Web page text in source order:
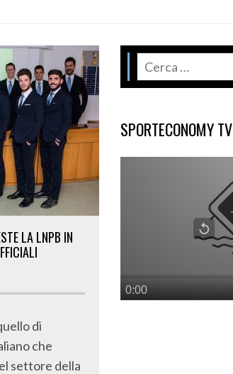
LA LNPB IN
di
che
settore della
SPORTECONOMY TV